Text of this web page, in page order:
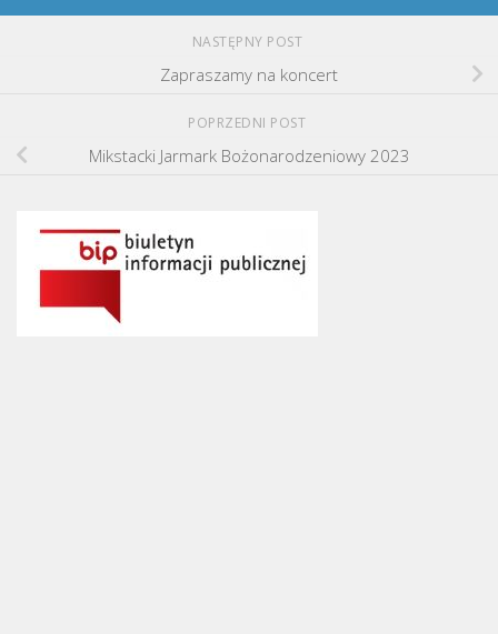
NASTĘPNY POST
Zapraszamy na koncert
POPRZEDNI POST
Mikstacki Jarmark Bożonarodzeniowy 2023